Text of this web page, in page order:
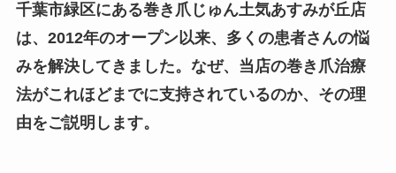
千葉市緑区にある巻き爪じゅん土気あすみが丘店
は、2012年のオープン以来、多くの患者さんの悩
みを解決してきました。なぜ、当店の巻き爪治療
法がこれほどまでに支持されているのか、その理
由をご説明します。